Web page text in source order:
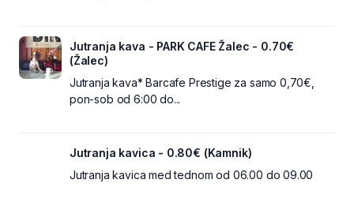
Jutranja kava - PARK CAFE Žalec - 0.70€
(Žalec)
Jutranja kava* Barcafe Prestige za samo 0,70€,
pon-sob od 6:00 do...
Jutranja kavica - 0.80€ (Kamnik)
Jutranja kavica med tednom od 06.00 do 09.00